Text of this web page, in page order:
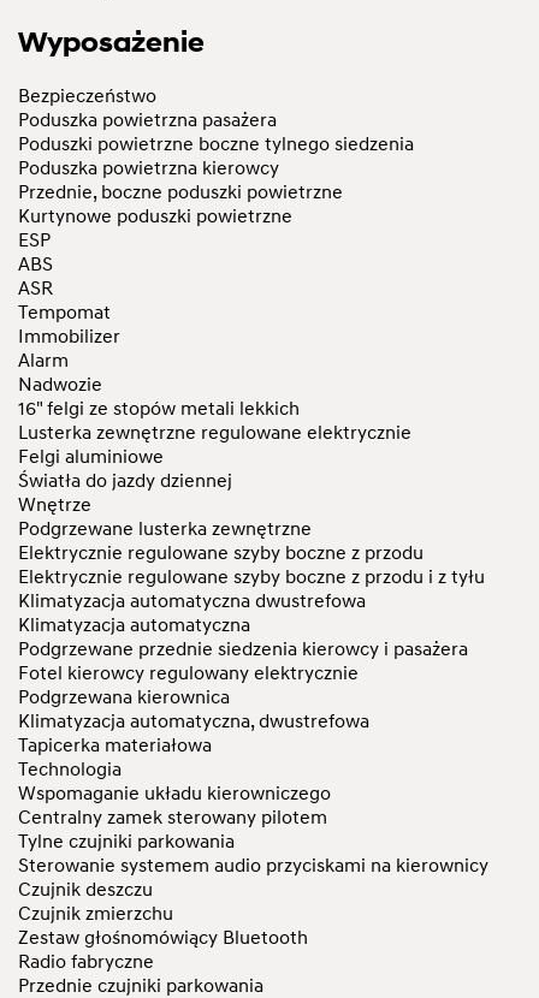
Wyposażenie
Bezpieczeństwo
Poduszka powietrzna pasażera
Poduszki powietrzne boczne tylnego siedzenia
Poduszka powietrzna kierowcy
Przednie, boczne poduszki powietrzne
Kurtynowe poduszki powietrzne
ESP
ABS
ASR
Tempomat
Immobilizer
Alarm
Nadwozie
16" felgi ze stopów metali lekkich
Lusterka zewnętrzne regulowane elektrycznie
Felgi aluminiowe
Światła do jazdy dziennej
Wnętrze
Podgrzewane lusterka zewnętrzne
Elektrycznie regulowane szyby boczne z przodu
Elektrycznie regulowane szyby boczne z przodu i z tyłu
Klimatyzacja automatyczna dwustrefowa
Klimatyzacja automatyczna
Podgrzewane przednie siedzenia kierowcy i pasażera
Fotel kierowcy regulowany elektrycznie
Podgrzewana kierownica
Klimatyzacja automatyczna, dwustrefowa
Tapicerka materiałowa
Technologia
Wspomaganie układu kierowniczego
Centralny zamek sterowany pilotem
Tylne czujniki parkowania
Sterowanie systemem audio przyciskami na kierownicy
Czujnik deszczu
Czujnik zmierzchu
Zestaw głośnomówiący Bluetooth
Radio fabryczne
Przednie czujniki parkowania